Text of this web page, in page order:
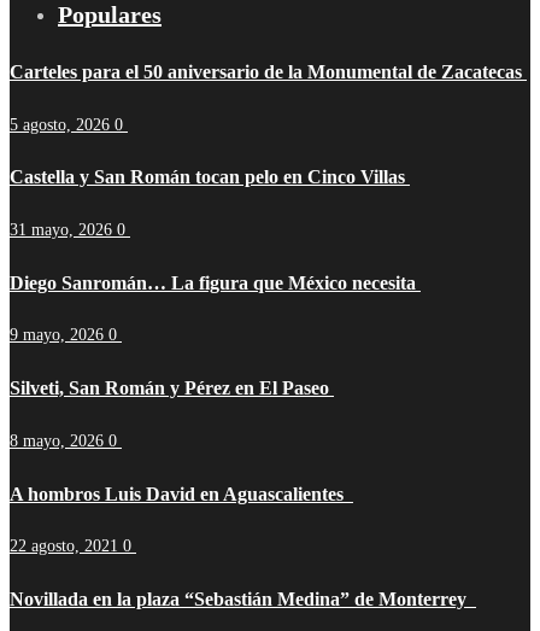
Populares
Carteles para el 50 aniversario de la Monumental de Zacatecas
5 agosto, 2026 0
Castella y San Román tocan pelo en Cinco Villas
31 mayo, 2026 0
Diego Sanromán… La figura que México necesita
9 mayo, 2026 0
Silveti, San Román y Pérez en El Paseo
8 mayo, 2026 0
A hombros Luis David en Aguascalientes
22 agosto, 2021 0
Novillada en la plaza “Sebastián Medina” de Monterrey